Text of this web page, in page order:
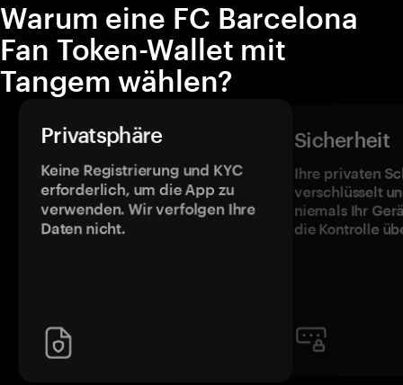
Warum eine FC Barcelona
Fan Token-Wallet mit
Tangem wählen?
Privatsphäre
Keine Registrierung und KYC
erforderlich, um die App zu
verwenden. Wir verfolgen Ihre
Daten nicht.
Sicherheit
Ihre privaten
verschlüsselt
niemals Ihr
die Kontrolle